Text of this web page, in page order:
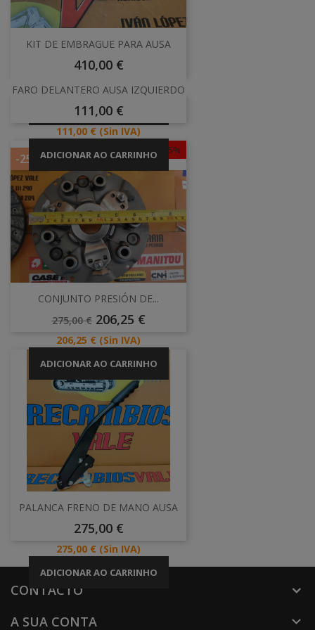
KIT DE EMBRAGUE PARA AUSA
Preço
410,00 €
Preço
410,00 €(Sin IVA)
ADICIONAR AO CARRINHO
FARO DELANTERO AUSA IZQUIERDO
Preço
111,00 €
Preço
111,00 € (Sin IVA)
ADICIONAR AO CARRINHO -25%
-25%
CONJUNTO PRESIÓN DE...
Preço
275,00 € Preço
206,25 €
Preço
206,25 € (Sin IVA)
ADICIONAR AO CARRINHO
PALANCA FRENO DE MANO AUSA
Preço
275,00 €
Preço
275,00 € (Sin IVA)
ADICIONAR AO CARRINHO
CONTACTO
A SUA CONTA
